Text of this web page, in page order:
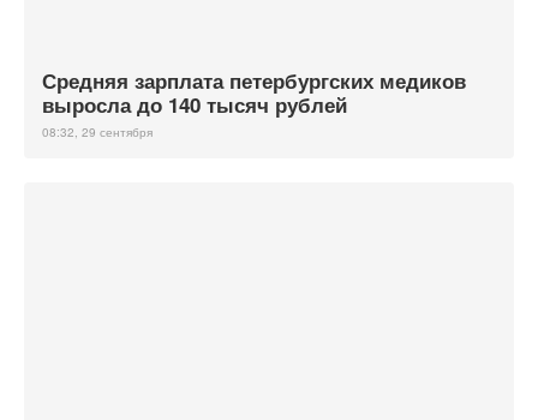
Средняя зарплата петербургских медиков
выросла до 140 тысяч рублей
08:32, 29 сентября